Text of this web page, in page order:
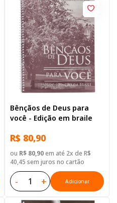
Bênçãos de Deus para
você - Edição em braile
R$ 80,90
ou R$ 80,90em até 2x de R$
40,45 sem juros no cartão
- + Adicionar